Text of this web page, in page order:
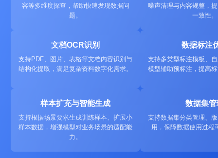
容等多维度探查，帮助快速发现数据问
题。
噪声清理与内容规整，
一致性。
文档OCR识别
支持PDF、图片、表格等文档内容识别与
结构化提取，满足复杂资料数字化需求。
数据标注
支持多类型标注模板、
模型辅助预标注，提高
样本扩充与智能生成
支持根据场景要求生成训练样本、扩展小
样本数据，增强模型对业务场景的适配能
力。
数据集管
支持数据集分类管理、
用，保障数据使用过程